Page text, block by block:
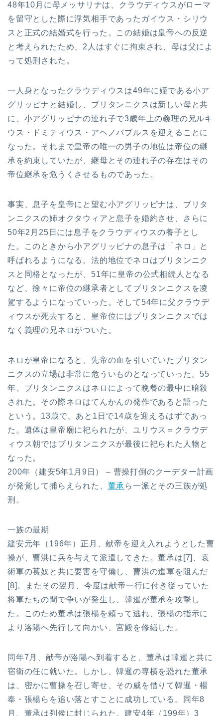
48年10月に母メッサリナは、クラウディウスがローマ
を留守とした際に浮気相手であったガイウス・シリウ
スと正式の結婚式を行った。この結婚は皇帝への反逆
と考えられたため、2人はすぐに拘束され、母は父によ
って処刑された。
一人身となったクラウディウスは49年に姪である小ア
グリッピナと結婚し、ブリタンニクスは新しい母と共
に、小アグリッピナの連れ子で3歳年上の義理の兄ルキ
ウス・ドミティウス・アヘノバブルスを迎えることに
なった。それまで皇帝の唯一の男子の地位は帝位の継
承を約束していたが、継母とその連れ子の存在はその
帝位継承を危うくさせるものであった。
事実、息子を皇帝にと望む小アグリッピナは、ブリタ
ンニクスの姉オクタウィアと息子を婚約させ、さらに
50年2月25日には息子をクラウディウスの養子とし
た。このときから小アグリッピナの息子は「ネロ」と
呼ばれるようになる。法的地位でネロはブリタンニク
スと同格となったが、51年に皇帝の公式相続人となる
など、徐々に帝位の継承者としてブリタンニクスを凌
駕するようになっていった。そして54年に父クラウデ
ィウスが死去すると、皇帝位にはブリタンニクスでは
なく義理の兄ネロがついた。
ネロが皇帝になると、先帝の血を引いていたブリタン
ニクスの立場は非常に危ういものとなっていった。55
年、ブリタンニクスはネロによって晩餐の最中に暗殺
された。その際ネロはてんかんの発作であると語った
という。13歳で、あと1日で14歳を迎えるはずであっ
た。遺体は皇帝廟に祀られたが、ユリウス＝クラウデ
ィウス朝ではブリタンニクスが最後に祀られた人物と
なった。
200年（建安5年1月9日） – 曹操打倒のクーデター計画
が発覚して捕らえられた、 董承ら一派とその三族が処
刑。
一族の最期
建安元年（196年）正月、献帝を迎え入れようとした曹
操が、曹洪に兵を与えて派遣してきた。董承は[7]、袁
術軍の萇奴と共に要害を守備し、曹洪の進軍を阻んだ
[8]。またその翌月、今度は献帝一行に付き従っていた
将軍たちの間で争いが発生し、韓暹が董承を攻撃し
た。このため董承は張楊を頼って逃れ、張楊の指示に
より洛陽へ先行して向かい、宮殿を修繕した。
同年7月、献帝が洛陽へ到着すると、董承は韓暹と共に
宿衛の任に就いた。しかし、韓暹の専横を恐れた董承
は、密かに曹操を召し寄せ、その威を借りて韓暹・楊
奉・張楊らを追い落とすことに成功している。同年8
月、董承は列侯に封じられた。建安4年（199年）3